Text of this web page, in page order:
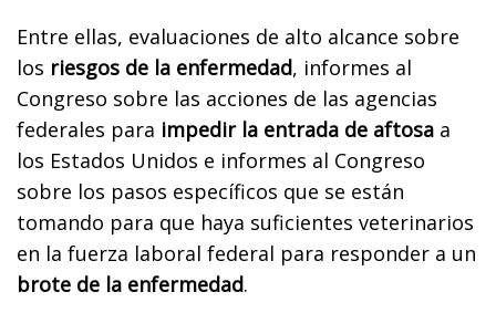
Entre ellas, evaluaciones de alto alcance sobre
los riesgos de la enfermedad, informes al
Congreso sobre las acciones de las agencias
federales para impedir la entrada de aftosa a
los Estados Unidos e informes al Congreso
sobre los pasos específicos que se están
tomando para que haya suficientes veterinarios
en la fuerza laboral federal para responder a un
brote de la enfermedad.